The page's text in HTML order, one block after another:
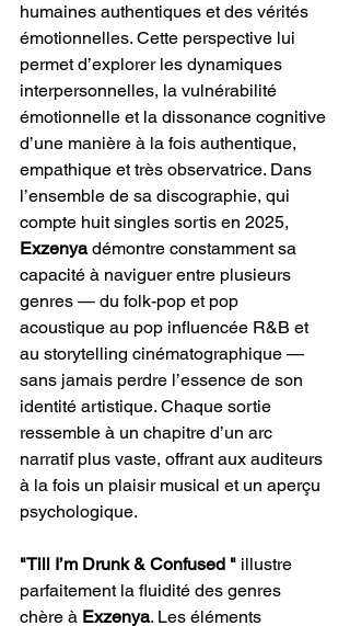
humaines authentiques et des vérités
émotionnelles. Cette perspective lui
permet d’explorer les dynamiques
interpersonnelles, la vulnérabilité
émotionnelle et la dissonance cognitive
d’une manière à la fois authentique,
empathique et très observatrice. Dans
l’ensemble de sa discographie, qui
compte huit singles sortis en 2025,
Exzenya démontre constamment sa
capacité à naviguer entre plusieurs
genres — du folk-pop et pop
acoustique au pop influencée R&B et
au storytelling cinématographique —
sans jamais perdre l’essence de son
identité artistique. Chaque sortie
ressemble à un chapitre d’un arc
narratif plus vaste, offrant aux auditeurs
à la fois un plaisir musical et un aperçu
psychologique.
"Till I’m Drunk & Confused " illustre
parfaitement la fluidité des genres
chère à Exzenya. Les éléments